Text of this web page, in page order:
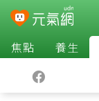
焦點 養生